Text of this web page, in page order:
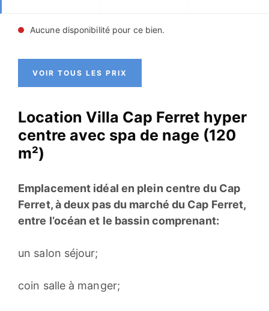
Aucune disponibilité pour ce bien.
VOIR TOUS LES PRIX
Location Villa Cap Ferret hyper
centre avec spa de nage (120
m²)
Emplacement idéal en plein centre du Cap
Ferret, à deux pas du marché du Cap Ferret,
entre l’océan et le bassin comprenant:
un salon séjour;
coin salle à manger;